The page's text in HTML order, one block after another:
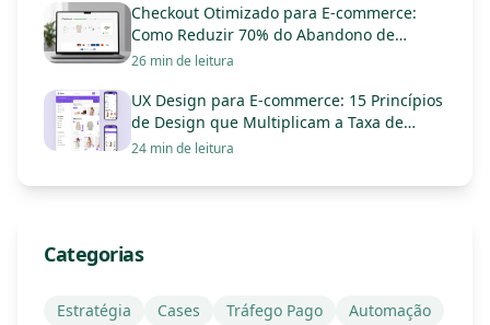
Checkout Otimizado para E-commerce:
Como Reduzir 70% do Abandono de
Carrinho e Triplicar Vendas
26 min de leitura
UX Design para E-commerce: 15 Princípios
de Design que Multiplicam a Taxa de
Conversão
24 min de leitura
Categorias
Estratégia Cases Tráfego Pago
Automação